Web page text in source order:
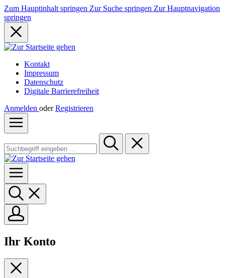
Zum Hauptinhalt springen Zur Suche springen Zur Hauptnavigation
springen
Kontakt
Impressum
Datenschutz
Digitale Barrierefreiheit
Anmelden oder Registrieren
Ihr Konto